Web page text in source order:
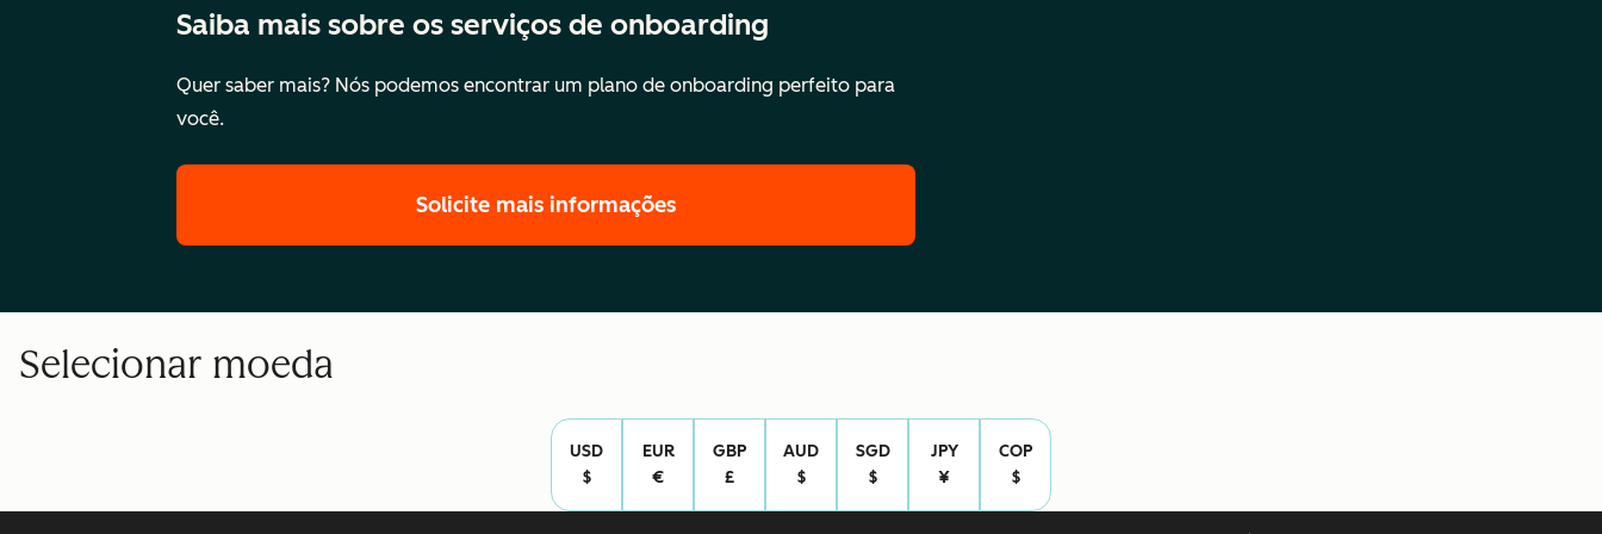
Saiba mais sobre os serviços de onboarding
Quer saber mais? Nós podemos encontrar um plano de onboarding perfeito para
você.
Solicite mais informações
Selecionar moeda
USD
$
EUR
€
GBP
£
AUD
$
SGD
$
JPY
¥
COP
$